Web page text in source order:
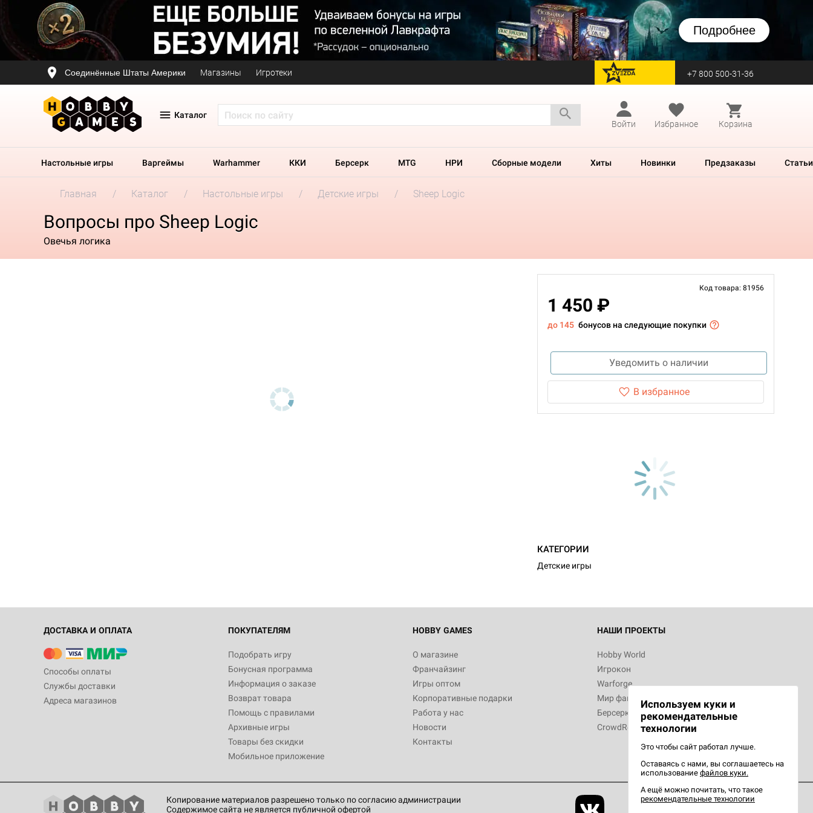
Подробнее
Соединённые Штаты Америки Магазины Игротеки перейти на Zvezda +7 800 500-31-36
Каталог
Войти
Избранное Корзина
Настольные игры Варгеймы Warhammer ККИ Берсерк MTG НРИ Сборные модели Хиты Новинки Предзаказы Статьи
Главная Каталог Настольные игры Детские игры Sheep Logic
Вопросы про Sheep Logic
Овечья логика
Код товара: 81956
1 450 ₽
до 145 бонусов на следующие покупки
Уведомить о наличии
В избранное
КАТЕГОРИИ
Детские игры
ДОСТАВКА И ОПЛАТА
Способы оплаты
Службы доставки
Адреса магазинов
ПОКУПАТЕЛЯМ
Подобрать игру
Бонусная программа
Информация о заказе
Возврат товара
Помощь с правилами
Архивные игры
Товары без скидки
Мобильное приложение
HOBBY GAMES
О магазине
Франчайзинг
Игры оптом
Корпоративные подарки
Работа у нас
Новости
Контакты
НАШИ ПРОЕКТЫ
Hobby World
Игрокон
Warforge
Мир фантастики
Берсерк
CrowdRepublic
Копирование материалов разрешено только по согласию администрации
Содержимое сайта не является публичной офертой
Используем куки и
рекомендательные
технологии
Это чтобы сайт работал лучше.
Оставаясь с нами, вы соглашаетесь на
использование файлов куки.
А ещё можно почитать, что такое
рекомендательные технологии